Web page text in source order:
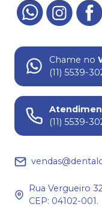
Chame no
(11) 5539-
(11) 5539-
Rua Vergueiro
CEP: 04102-001.